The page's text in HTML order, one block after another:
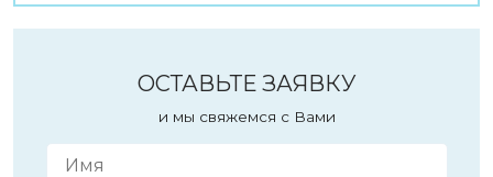
ОСТАВЬТЕ ЗАЯВКУ
и мы свяжемся с Вами